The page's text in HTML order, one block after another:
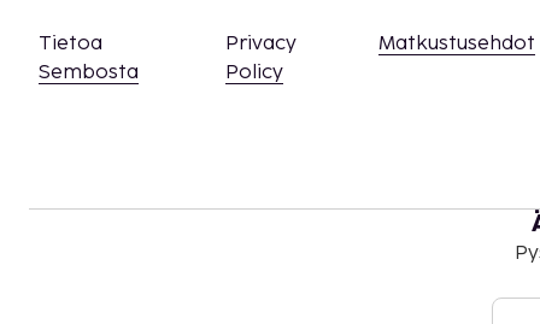
Tietoa
Sembosta
Privacy
Policy
Matkustusehdot